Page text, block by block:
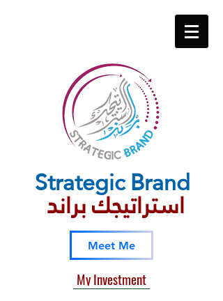
Strategic​ Brand
استراتيجك براند
Meet Me
My Investment